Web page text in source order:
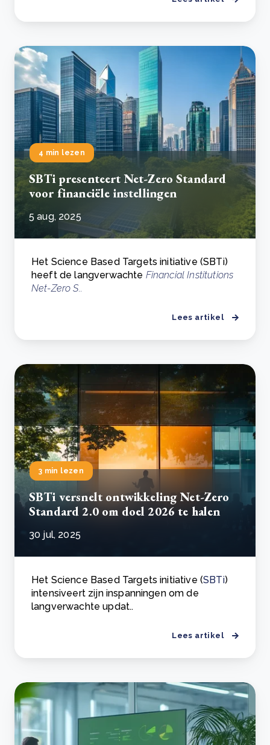
4 min lezen
SBTi presenteert Net-Zero Standard
voor financiële instellingen
5 aug, 2025
Het Science Based Targets initiative (SBTi)
heeft de langverwachte Financial Institutions
Net-Zero S..
Lees artikel
3 min lezen
SBTi versnelt ontwikkeling Net-Zero
Standard 2.0 om doel 2026 te halen
30 jul, 2025
Het Science Based Targets initiative (SBTi)
intensiveert zijn inspanningen om de
langverwachte updat..
Lees artikel